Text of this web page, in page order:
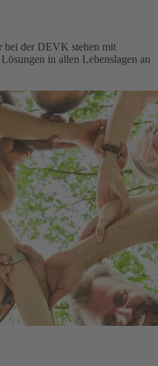
bei der DEVK stehen mit
in allen Lebenslagen an